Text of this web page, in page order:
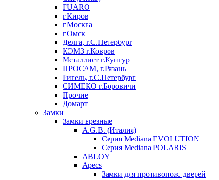
FUARO
г.Киров
г.Москва
г.Омск
Делга, г.С.Петербург
КЭМЗ г.Ковров
Металлист г.Кунгур
ПРОСАМ, г.Рязань
Ригель, г.С.Петербург
СИМЕКО г.Боровичи
Прочие
Домарт
Замки
Замки врезные
A.G.B. (Италия)
Серия Mediana EVOLUTION
Серия Mediana POLARIS
ABLOY
Apecs
Замки для противопож. дверей